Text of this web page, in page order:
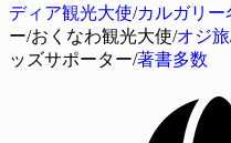
ディア観光大使/カルガリー
ー/おくなわ観光大使/オジ旅
ッズサポーター/著書多数